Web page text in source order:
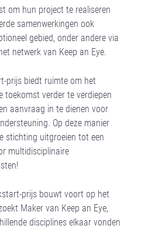
om hun project te realiseren
samenwerkingen ook
gebied, onder andere via
netwerk van Keep an Eye.
prijs biedt ruimte om het
toekomst verder te verdiepen
aanvraag in te dienen voor
Op deze manier
stichting uitgroeien tot een
multidisciplinaire
prijs bouwt voort op het
Maker van Keep an Eye,
disciplines elkaar vonden